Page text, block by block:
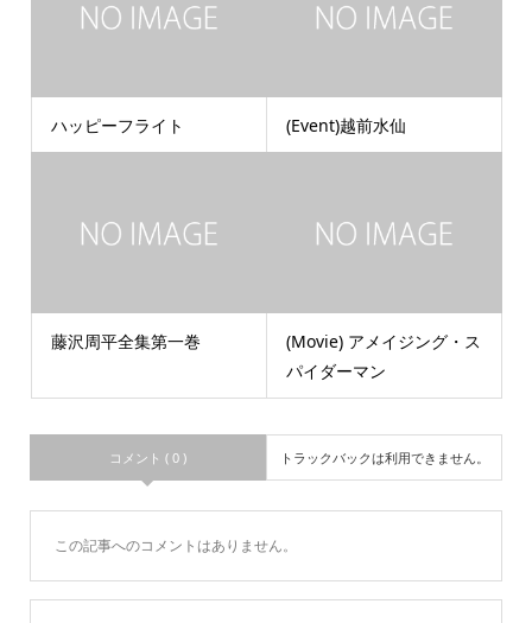
ハッピーフライト (Event)越前水仙
藤沢周平全集第一巻
(Movie) アメイジング・ス
パイダーマン
コメント ( 0 ) トラックバックは利用できません。
この記事へのコメントはありません。